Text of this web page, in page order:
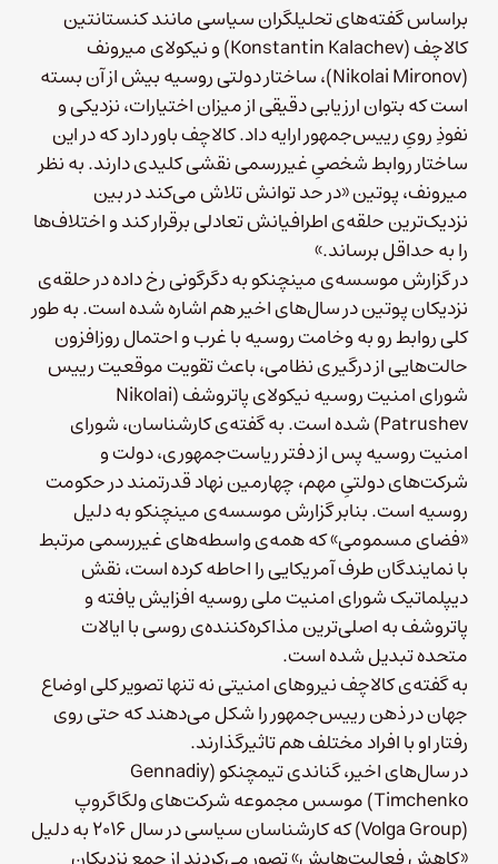
براساس گفته‌های تحلیلگران سیاسی مانند کنستانتین
کالاچف (Konstantin Kalachev) ‌و نیکولای میرونف
(Nikolai Mironov)، ساختار دولتی روسیه بیش از آن بسته
است که بتوان ارزیابی دقیقی از میزان اختیارات، نزدیکی و
نفوذِ رویِ رییس‌جمهور ارایه داد. کالاچف باور دارد که در این
ساختار روابط شخصیِ غیررسمی نقشی کلیدی دارند. به نظر
میرونف، پوتین «در حد توانش تلاش می‌کند در بین
نزدیک‌ترین حلقه‌ی اطرافیانش تعادلی برقرار کند و اختلاف‌ها
را به حداقل برساند.»
در گزارش موسسه‌ی مینچنکو به دگرگونی رخ‌ داده در حلقه‌ی
نزدیکان پوتین در سال‌های اخیر هم اشاره شده است. به طور
کلی روابط رو به وخامت روسیه با غرب و احتمال روزافزون
حالت‌هایی از درگیری نظامی، باعث تقویت موقعیت رییس
شورای امنیت روسیه نیکولای پاتروشف (Nikolai
Patrushev)‌ شده است. به گفته‌ی کارشناسان، شورای
امنیت روسیه پس از دفتر ریاست‌جمهوری، دولت و
شرکت‌های دولتیِ مهم، چهارمین نهاد قدرتمند در حکومت
روسیه است. بنابر گزارش موسسه‌ی مینچنکو به دلیل
«فضای مسمومی» که همه‌ی واسطه‌های غیررسمی مرتبط
با نمایندگان طرف آمریکایی را احاطه کرده است، نقش
دیپلماتیک شورای امنیت ملی روسیه افزایش یافته و
پاتروشف به اصلی‌ترین مذاکره‌کننده‌ی روسی با ایالات
متحده تبدیل شده است.
به گفته‌ی کالاچف نیروهای امنیتی نه تنها تصویر کلی اوضاع
جهان در ذهن رییس‌جمهور را شکل می‌دهند که حتی روی
رفتار او با افراد مختلف هم تاثیرگذارند.
در سال‌های اخیر، گناندی تیمچنکو (Gennadiy
Timchenko)‌ موسس مجموعه شرکت‌های ولگا‌گروپ
(Volga Group)‌ که کارشناسان سیاسی در سال ۲۰۱۶ به دلیل